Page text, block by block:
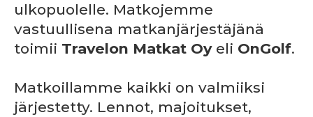
ulkopuolelle. Matkojemme
vastuullisena matkanjärjestäjänä
toimii Travelon Matkat Oyeli OnGolf.
Matkoillamme kaikki on valmiiksi
järjestetty. Lennot, majoitukset,